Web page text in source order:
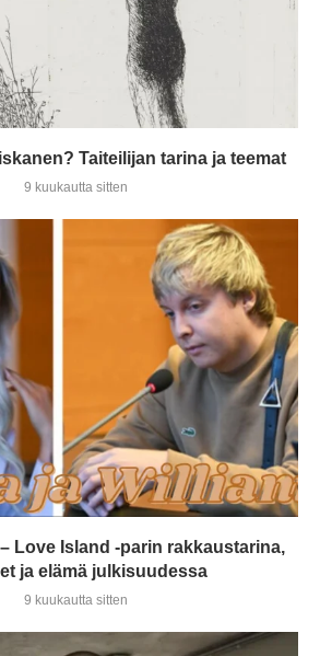
Taiteilijan tarina ja teemat
9 kuukautta sitten
Love Island -parin rakkaustarina,
ja elämä julkisuudessa
9 kuukautta sitten